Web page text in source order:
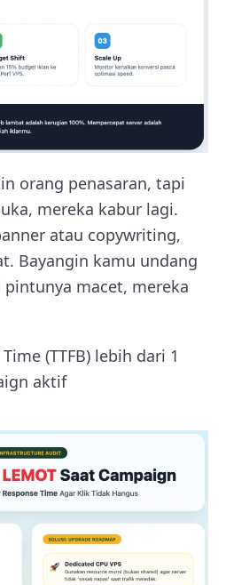
orang penasaran, tapi
mereka kabur lagi.
atau copywriting,
Bayangin kamu undang
macet, mereka
(TTFB) lebih dari 1
aktif